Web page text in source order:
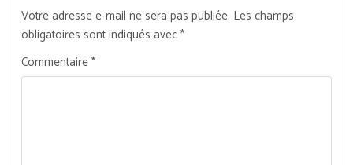
Votre adresse e-mail ne sera pas publiée. Les champs
obligatoires sont indiqués avec*
Commentaire*